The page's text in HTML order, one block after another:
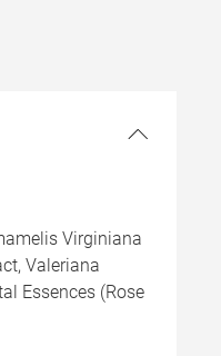
Virginiana
Valeriana
Essences (Rose